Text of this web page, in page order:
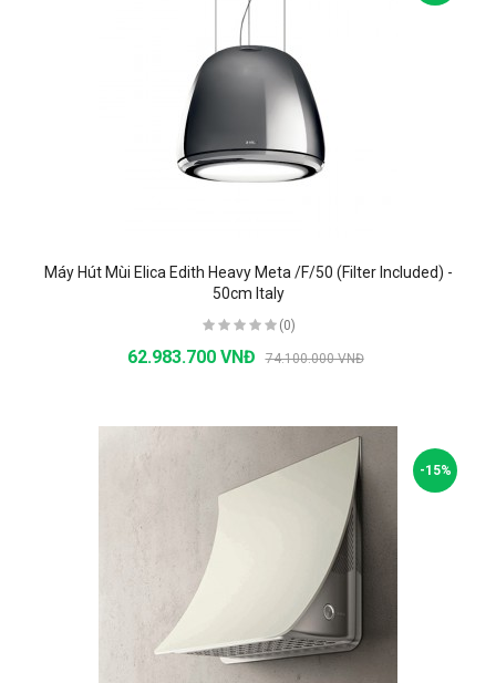
Máy Hút Mùi Elica Edith Heavy Meta /F/50 (Filter Included) -
50cm Italy
(0)
62.983.700 VNĐ 74.100.000 VNĐ
-15%